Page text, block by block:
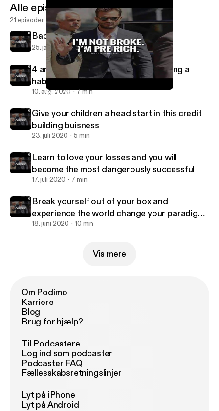
Back at it
Alle episoder
21 episoder
Back at it
25. jan. 2022 51 s
4 am wake up calls we back to building a
habit we back to building a routine
10. aug. 2020 7 min
Give your children a head start in this credit
building buisness
23. juli 2020 5 min
Learn to love your losses and you will
become the most dangerously successful
17. juli 2020 7 min
Break yourself out of your box and
experience the world change your paradigm
live to the fullest
18. juni 2020 10 min
Vis mere
Om Podimo
Karriere
Blog
Brug for hjælp?
Til Podcastere
Log ind som podcaster
Podcaster FAQ
Fællesskabsretningslinjer
Lyt på iPhone
Lyt på Android